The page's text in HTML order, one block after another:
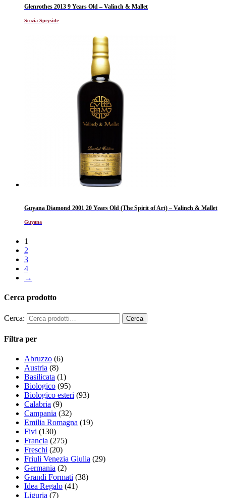
Glenrothes 2013 9 Years Old – Valinch & Mallet
Scozia Speyside
Guyana Diamond 2001 20 Years Old (The Spirit of Art) – Valinch & Mallet
Guyana
1
2
3
4
→
Cerca prodotto
Cerca:
Filtra per
Abruzzo (6)
Austria (8)
Basilicata (1)
Biologico (95)
Biologico esteri (93)
Calabria (9)
Campania (32)
Emilia Romagna (19)
Fivi (130)
Francia (275)
Freschi (20)
Friuli Venezia Giulia (29)
Germania (2)
Grandi Formati (38)
Idea Regalo (41)
Liguria (7)